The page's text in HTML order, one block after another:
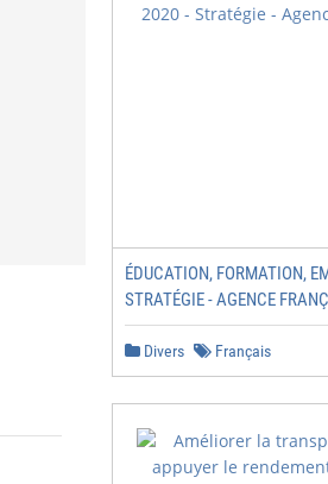
ÉDUCATION, FORMATION,
STRATÉGIE - AGENCE
Divers Français